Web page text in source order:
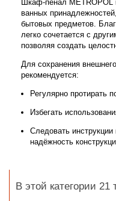
Шкаф-пенал METROPOL
ванных
бытовых предметов.
легко сочетается с
позволяя создать
Для сохранения
рекомендуется:
Регулярно протирать
Избегать
Следовать
надёжность
В этой категории 21